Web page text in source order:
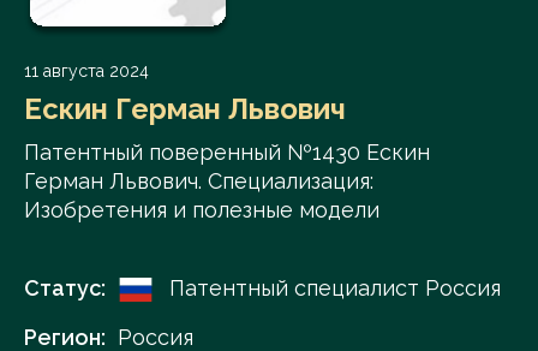
11 августа 2024
Ескин Герман Львович
Патентный поверенный №1430 Ескин
Герман Львович. Специализация:
Изобретения и полезные модели
Статус:
Патентный специалист Россия
Регион: Россия